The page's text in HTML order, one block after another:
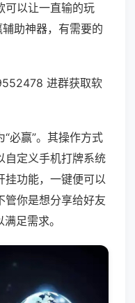
可以让一直输的玩
助神器，有需要的
进群获取软
必赢”。其操作方式
自定义手机打牌系统
挂功能，一键便可以
管你是想分享给好友
足需求。